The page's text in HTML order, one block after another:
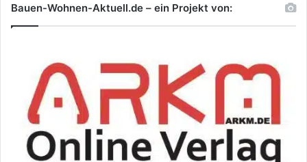
Bauen-Wohnen-Aktuell.de – ein Projekt von: